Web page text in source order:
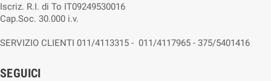
Iscriz. R.I. di To IT09249530016
Cap.Soc. 30.000 i.v.
SERVIZIO CLIENTI 011/4113315 - 011/4117965 - 375/5401416
SEGUICI